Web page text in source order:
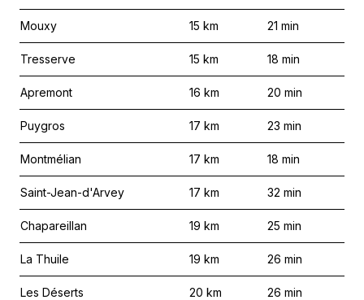
Mouxy 15 km 21 min
Tresserve 15 km 18 min
Apremont 16 km 20 min
Puygros 17 km 23 min
Montmélian 17 km 18 min
Saint-Jean-d'Arvey 17 km 32 min
Chapareillan 19 km 25 min
La Thuile 19 km 26 min
Les Déserts 20 km 26 min